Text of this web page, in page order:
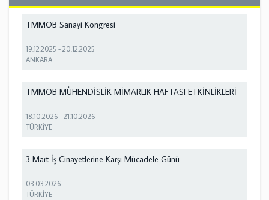
TMMOB Sanayi Kongresi
19.12.2025 -20.12.2025
ANKARA
TMMOB MÜHENDİSLİK MİMARLIK HAFTASI ETKİNLİKLERİ
18.10.2026 -21.10.2026
TÜRKİYE
3 Mart İş Cinayetlerine Karşı Mücadele Günü
03.03.2026
TÜRKİYE